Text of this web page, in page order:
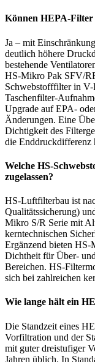
Können HEPA-Filter
Ja – mit
deutlich höhere
bestehende
HS-Mikro Pak SFV/
Schwebstofffilter in
Taschenfilter-
Upgrade auf EPA-
Änderungen. Eine
Dichtigkeit des
die Enddruckdifferenz
Welche HS-
zugelassen?
HS-Luftfilterbau ist
Qualitätssicherung)
Mikro S/R Serie mit
kerntechnischen
Ergänzend bieten HS-
Dichtheit für Über-
Bereichen. HS-
sich bei zahlreichen
Wie lange hält ein
Die Standzeit eines
Vorfiltration und der
mit guter dreistufiger
Jahren üblich. In